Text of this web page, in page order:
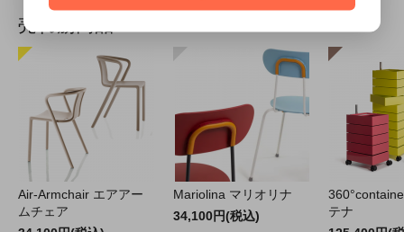
売れ筋商品
Air-Armchair エアアー
ムチェア
Mariolina マリオリナ
34,100円(税込)
テナ